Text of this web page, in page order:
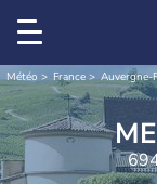
Météo France Auvergne-